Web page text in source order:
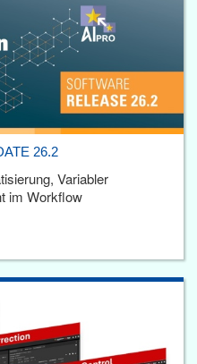
26.2
Variabler
im Workflow